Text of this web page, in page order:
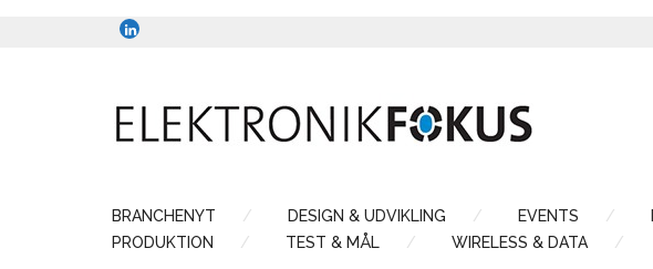
BRANCHENYT DESIGN & UDVIKLING EVENTS
PRODUKTION
TEST & MÅL WIRELESS & DATA